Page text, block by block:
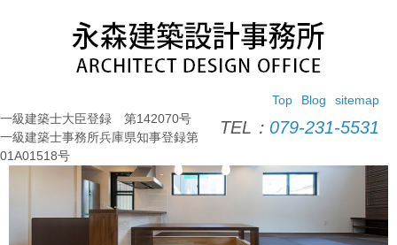
ス
キ
ッ
sitemap
Blog
Top
TEL： 079-231-5531
一級建築士大臣登録 第142070号
一級建築士事務所兵庫県知事登録第
01A01518号